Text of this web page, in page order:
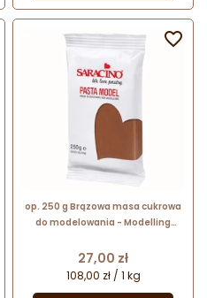
op. 250 g Brązowa masa cukrowa
do modelowania - Modelling
elastyczna
Cena
27,00 zł
108,00 zł / 1 kg
